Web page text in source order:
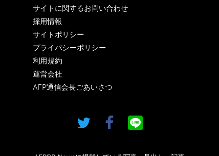
サイトに関するお問い合わせ
採用情報
サイトポリシー
プライバシーポリシー
利用規約
運営会社
AFP通信会長ごあいさつ